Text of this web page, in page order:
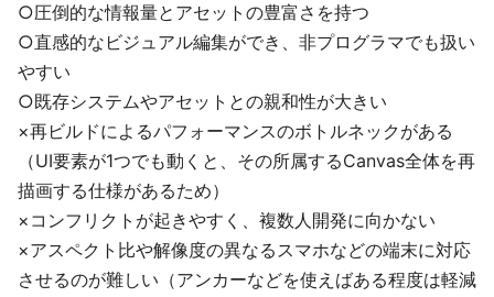
○圧倒的な情報量とアセットの豊富さを持つ
○直感的なビジュアル編集ができ、非プログラマでも扱い
やすい
○既存システムやアセットとの親和性が大きい
×再ビルドによるパフォーマンスのボトルネックがある
（UI要素が1つでも動くと、その所属するCanvas全体を再
描画する仕様があるため）
×コンフリクトが起きやすく、複数人開発に向かない
×アスペクト比や解像度の異なるスマホなどの端末に対応
させるのが難しい（アンカーなどを使えばある程度は軽減